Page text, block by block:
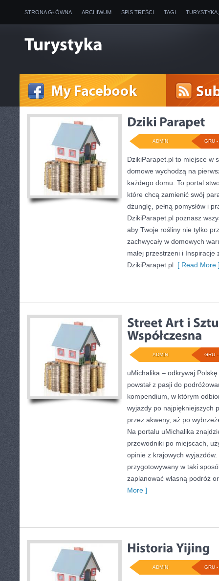
STRONA GŁÓWNA ARCHIWUM SPIS TREŚCI TAGI
GRU
ADMIN
DzikiParapet.pl to miejsce w
domowe wychodzą na
każdego domu. To portal
które chcą zamienić swój
dżunglę, pełną pomysłów i
DzikiParapet.pl poznasz
aby Twoje rośliny nie tylko
zachwycały w domowych
małej przestrzeni i
DzikiParapet.pl [ Read More
GRU
ADMIN
uMichalika – odkrywaj
powstał z pasji do
kompendium, w którym
wyjazdy po najpiękniejszych
przez akweny, aż po
Na portalu uMichalika
przewodniki po miejscach,
opinie z krajowych
przygotowywany w taki
zaplanować własną podróż
More ]
GRU
ADMIN